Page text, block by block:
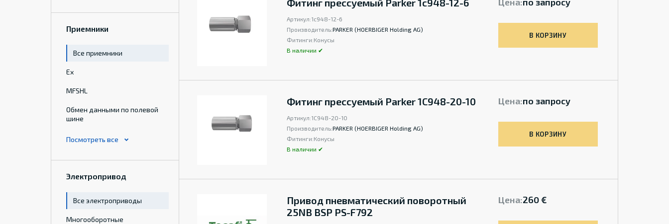
Приемники
Все приемники
Ex
MFSHL
Обмен данными по полевой
шине
Электропривод
Все электроприводы
Многооборотные
Фитинг прессуемый Parker 1c948-12-6
Артикул:1c948-12-6
Производитель:PARKER (HOERBIGER Holding AG)
Фитинги:Конусы
В наличии ✔
В КОРЗИНУ
Фитинг прессуемый Parker 1C948-20-10
Артикул:1C948-20-10
Производитель:PARKER (HOERBIGER Holding AG)
Фитинги:Конусы
В наличии ✔
Цена:по запросу
В КОРЗИНУ
Привод пневматический поворотный
25NB BSP PS-F792
Цена:260 €